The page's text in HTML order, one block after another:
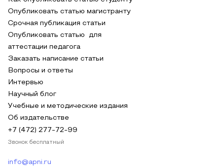
Опубликовать статью магистранту
Срочная публикация статьи
Опубликовать статью для
аттестации педагога
Заказать написание статьи
Вопросы и ответы
Интервью
Научный блог
Учебные и методические издания
Об издательстве
+7 (472) 277-72-99
Звонок бесплатный
info@apni.ru